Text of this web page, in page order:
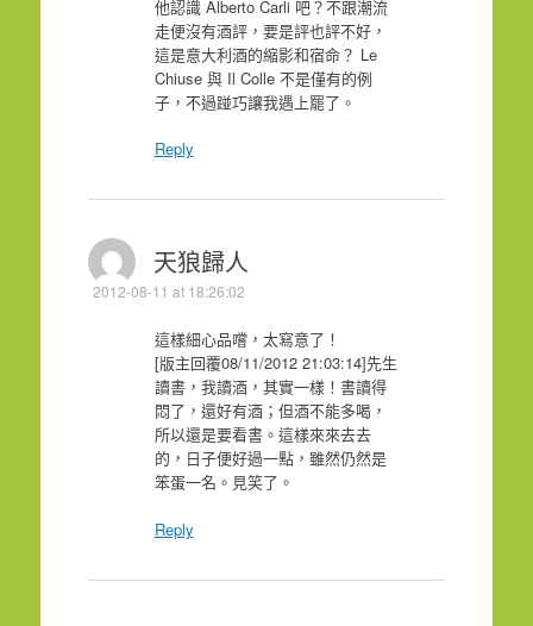
他認識 Alberto Carli 吧？不跟潮流
走便沒有酒評，要是評也評不好，
這是意大利酒的縮影和宿命？ Le
Chiuse 與 Il Colle 不是僅有的例
子，不過踫巧讓我遇上罷了。
Reply
天狼歸人
2012-08-11 at 18:26:02
這樣細心品嚐，太寫意了！
[版主回覆08/11/2012 21:03:14]先生
讀書，我讀酒，其實一樣！書讀得
悶了，還好有酒；但酒不能多喝，
所以還是要看書。這樣來來去去
的，日子便好過一點，雖然仍然是
笨蛋一名。見笑了。
Reply